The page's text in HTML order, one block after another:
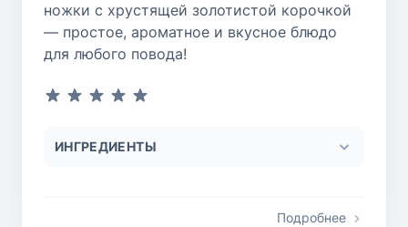
ножки с хрустящей золотистой корочкой
— простое, ароматное и вкусное блюдо
для любого повода!
ИНГРЕДИЕНТЫ
Подробнее